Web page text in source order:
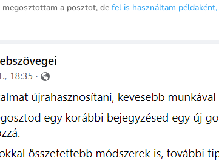
megosztottam a posztot, defel is használtam példaként,